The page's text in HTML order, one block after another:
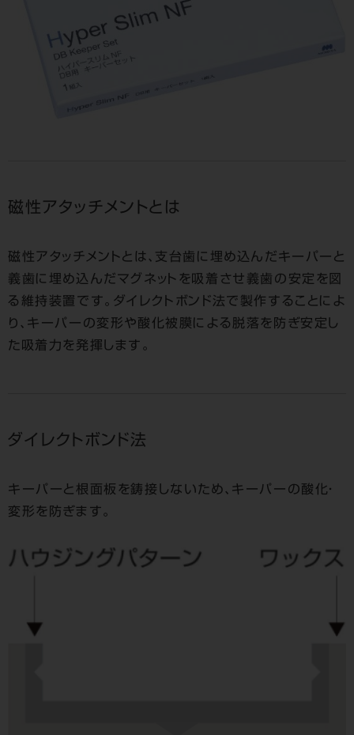
磁性アタッチメントとは
磁性アタッチメントとは、支台歯に埋め込んだキーパーと
義歯に埋め込んだマグネットを吸着させ義歯の安定を図
る維持装置です。ダイレクトボンド法で製作することによ
り、キーパーの変形や酸化被膜による脱落を防ぎ安定し
た吸着力を発揮します。
ダイレクトボンド法
キーパーと根面板を鋳接しないため、キーパーの酸化・
変形を防ぎます。